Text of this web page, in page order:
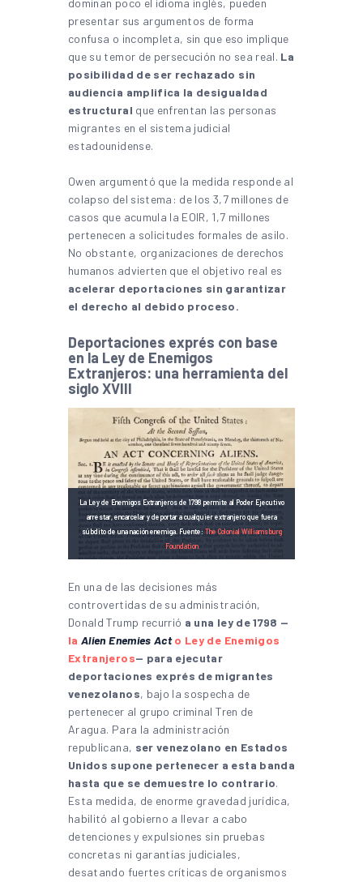
dominan poco el idioma inglés, pueden
presentar sus argumentos de forma
confusa o incompleta, sin que eso implique
que su temor de persecución no sea real. La
posibilidad de ser rechazado sin
audiencia amplifica la desigualdad
estructural que enfrentan las personas
migrantes en el sistema judicial
estadounidense.
Owen argumentó que la medida responde al
colapso del sistema: de los 3,7 millones de
casos que acumula la EOIR, 1,7 millones
pertenecen a solicitudes formales de asilo.
No obstante, organizaciones de derechos
humanos advierten que el objetivo real es
acelerar deportaciones sin garantizar
el derecho al debido proceso.
Deportaciones exprés con base
en la Ley de Enemigos
Extranjeros: una herramienta del
siglo XVIII
La Ley de Enemigos Extranjeros de 1798 permite al Poder Ejecutivo
arrestar, encarcelar y deportar a cualquier extranjero que fuera
súbdito de una nación enemiga. Fuente: The Colonial Williamsburg
Foundation
En una de las decisiones más
controvertidas de su administración,
Donald Trump recurrió a una ley de 1798 —
laAlien Enemies Acto Ley de Enemigos
Extranjeros— para ejecutar
deportaciones exprés de migrantes
venezolanos, bajo la sospecha de
pertenecer al grupo criminal Tren de
Aragua. Para la administración
republicana, ser venezolano en Estados
Unidos supone pertenecer a esta banda
hasta que se demuestre lo contrario.
Esta medida, de enorme gravedad jurídica,
habilitó al gobierno a llevar a cabo
detenciones y expulsiones sin pruebas
concretas ni garantías judiciales,
desatando fuertes críticas de organismos